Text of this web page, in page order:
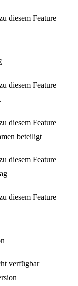
diesem Feature
diesem Feature
diesem Feature
beteiligt
diesem Feature
diesem Feature
verfügbar